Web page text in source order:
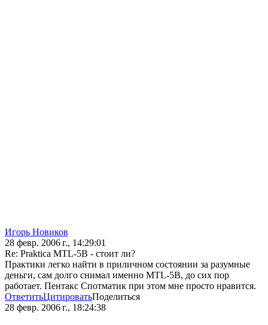
Игорь Новиков
28 февр. 2006 г., 14:29:01
Re: Praktica MTL-5B - стоит ли?
Практики легко найти в приличном состоянии за разумные
деньги, сам долго снимал именно MTL-5B, до сих пор
работает. Пентакс Спотматик при этом мне просто нравится.
ОтветитьЦитироватьПоделиться
28 февр. 2006 г., 18:24:38